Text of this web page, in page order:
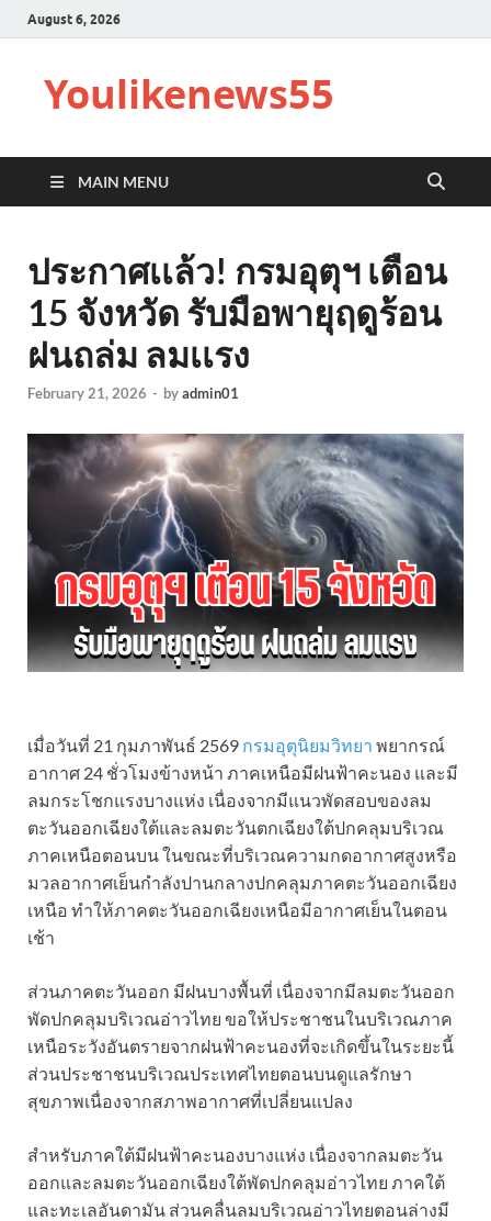
August 6, 2026
Youlikenews55
MAIN MENU
ประกาศเเล้ว! กรมอุตุฯ เตือน
15 จังหวัด รับมือพายุฤดูร้อน
ฝนถล่ม ลมเเรง
February 21, 2026 - byadmin01
เมื่อวันที่ 21 กุมภาพันธ์ 2569 กรมอุตุนิยมวิทยา พยากรณ์
อากาศ 24 ชั่วโมงข้างหน้า ภาคเหนือมีฝนฟ้าคะนอง และมี
ลมกระโชกแรงบางแห่ง เนื่องจากมีแนวพัดสอบของลม
ตะวันออกเฉียงใต้และลมตะวันตกเฉียงใต้ปกคลุมบริเวณ
ภาคเหนือตอนบน ในขณะที่บริเวณความกดอากาศสูงหรือ
มวลอากาศเย็นกำลังปานกลางปกคลุมภาคตะวันออกเฉียง
เหนือ ทำให้ภาคตะวันออกเฉียงเหนือมีอากาศเย็นในตอน
เช้า
ส่วนภาคตะวันออก มีฝนบางพื้นที่ เนื่องจากมีลมตะวันออก
พัดปกคลุมบริเวณอ่าวไทย ขอให้ประชาชนในบริเวณภาค
เหนือระวังอันตรายจากฝนฟ้าคะนองที่จะเกิดขึ้นในระยะนี้
ส่วนประชาชนบริเวณประเทศไทยตอนบนดูแลรักษา
สุขภาพเนื่องจากสภาพอากาศที่เปลี่ยนแปลง
สำหรับภาคใต้มีฝนฟ้าคะนองบางแห่ง เนื่องจากลมตะวัน
ออกและลมตะวันออกเฉียงใต้พัดปกคลุมอ่าวไทย ภาคใต้
และทะเลอันดามัน ส่วนคลื่นลมบริเวณอ่าวไทยตอนล่างมี